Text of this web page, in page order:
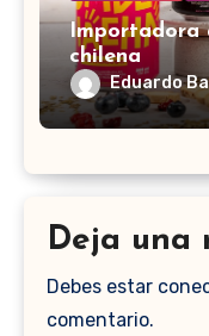
Importadora
chilena
Eduardo
Deja una
Debes estar
comentario.